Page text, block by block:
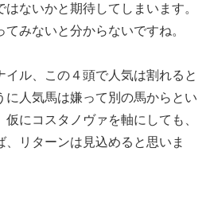
はないかと期待してしまいます。
みないと分からないですね。
イル、この４頭で人気は割れると
に人気馬は嫌って別の馬からとい
にコスタノヴァを軸にしても、
、リターンは見込めると思いま